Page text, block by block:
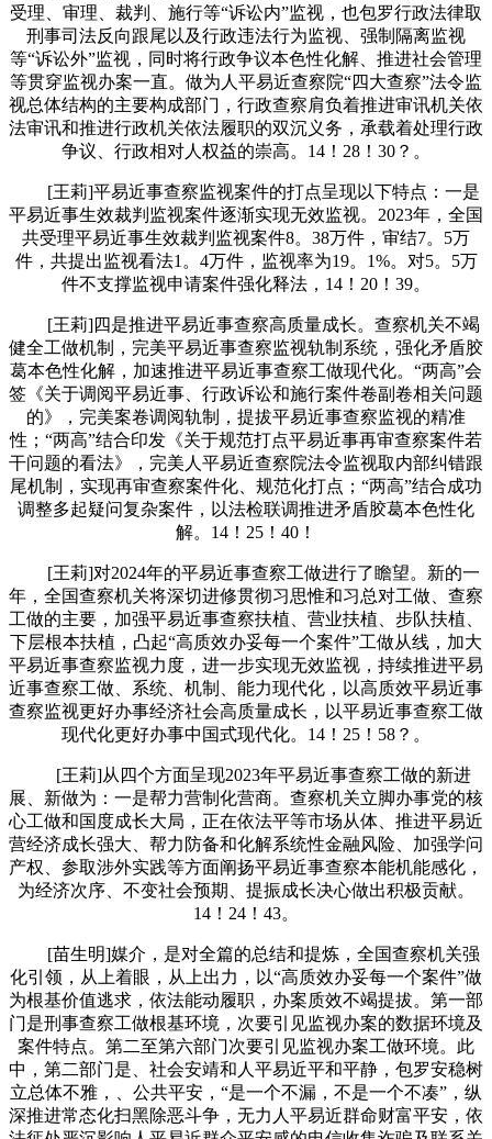
受理、审理、裁判、施行等“诉讼内”监视，也包罗行政法律取
刑事司法反向跟尾以及行政违法行为监视、强制隔离监视
等“诉讼外”监视，同时将行政争议本色性化解、推进社会管理
等贯穿监视办案一直。做为人平易近查察院“四大查察”法令监
视总体结构的主要构成部门，行政查察肩负着推进审讯机关依
法审讯和推进行政机关依法履职的双沉义务，承载着处理行政
争议、行政相对人权益的崇高。14！28！30？。
[王莉]平易近事查察监视案件的打点呈现以下特点：一是
平易近事生效裁判监视案件逐渐实现无效监视。2023年，全国
共受理平易近事生效裁判监视案件8。38万件，审结7。5万
件，共提出监视看法1。4万件，监视率为19。1%。对5。5万
件不支撑监视申请案件强化释法，14！20！39。
[王莉]四是推进平易近事查察高质量成长。查察机关不竭
健全工做机制，完美平易近事查察监视轨制系统，强化矛盾胶
葛本色性化解，加速推进平易近事查察工做现代化。“两高”会
签《关于调阅平易近事、行政诉讼和施行案件卷副卷相关问题
的》，完美案卷调阅轨制，提拔平易近事查察监视的精准
性；“两高”结合印发《关于规范打点平易近事再审查察案件若
干问题的看法》，完美人平易近查察院法令监视取内部纠错跟
尾机制，实现再审查察案件化、规范化打点；“两高”结合成功
调整多起疑问复杂案件，以法检联调推进矛盾胶葛本色性化
解。14！25！40！
[王莉]对2024年的平易近事查察工做进行了瞻望。新的一
年，全国查察机关将深切进修贯彻习思惟和习总对工做、查察
工做的主要，加强平易近事查察扶植、营业扶植、步队扶植、
下层根本扶植，凸起“高质效办妥每一个案件”工做从线，加大
平易近事查察监视力度，进一步实现无效监视，持续推进平易
近事查察工做、系统、机制、能力现代化，以高质效平易近事
查察监视更好办事经济社会高质量成长，以平易近事查察工做
现代化更好办事中国式现代化。14！25！58？。
[王莉]从四个方面呈现2023年平易近事查察工做的新进
展、新做为：一是帮力营制化营商。查察机关立脚办事党的核
心工做和国度成长大局，正在依法平等市场从体、推进平易近
营经济成长强大、帮力防备和化解系统性金融风险、加强学问
产权、参取涉外实践等方面阐扬平易近事查察本能机能感化，
为经济次序、不变社会预期、提振成长决心做出积极贡献。
14！24！43。
[苗生明]媒介，是对全篇的总结和提炼，全国查察机关强
化引领，从上着眼，从上出力，以“高质效办妥每一个案件”做
为根基价值逃求，依法能动履职，办案质效不竭提拔。第一部
门是刑事查察工做根基环境，次要引见监视办案的数据环境及
案件特点。第二至第六部门次要引见监视办案工做环境。此
中，第二部门是、社会安靖和人平易近平和平静，包罗安稳树
立总体不雅，、公共平安，“是一个不漏，不是一个不凑”，纵
深推进常态化扫黑除恶斗争，无力人平易近群命财富平安，依